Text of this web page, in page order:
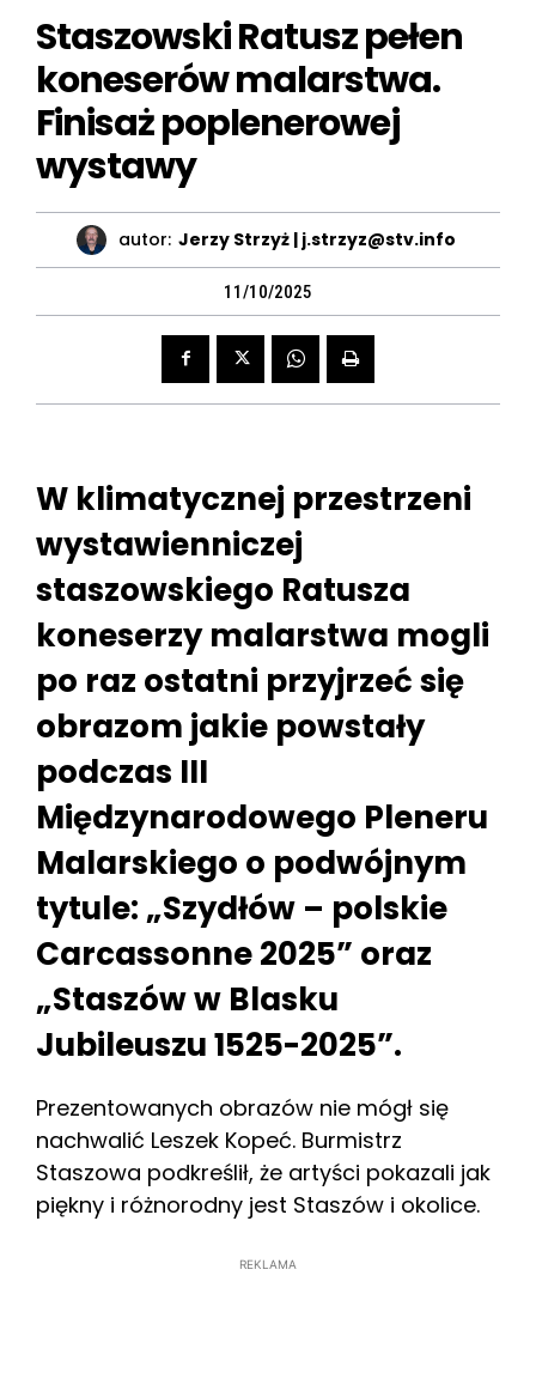
Staszowski Ratusz pełen
koneserów malarstwa.
Finisaż poplenerowej
wystawy
autor: Jerzy Strzyż | j.strzyz@stv.info
11/10/2025
W klimatycznej przestrzeni
wystawienniczej
staszowskiego Ratusza
koneserzy malarstwa mogli
po raz ostatni przyjrzeć się
obrazom jakie powstały
podczas III
Międzynarodowego Pleneru
Malarskiego o podwójnym
tytule: „Szydłów – polskie
Carcassonne 2025” oraz
„Staszów w Blasku
Jubileuszu 1525-2025”.
Prezentowanych obrazów nie mógł się
nachwalić Leszek Kopeć. Burmistrz
Staszowa podkreślił, że artyści pokazali jak
piękny i różnorodny jest Staszów i okolice.
REKLAMA